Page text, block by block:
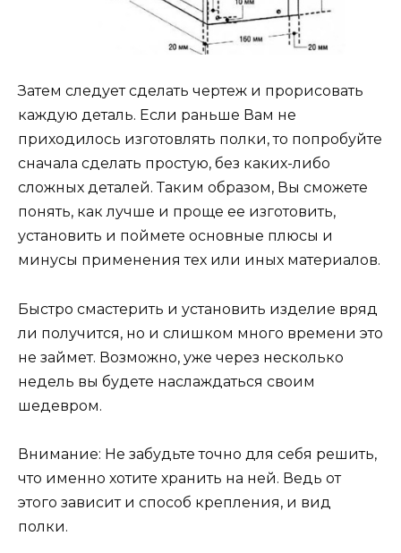
Затем следует сделать чертеж и прорисовать
каждую деталь. Если раньше Вам не
приходилось изготовлять полки, то попробуйте
сначала сделать простую, без каких-либо
сложных деталей. Таким образом, Вы сможете
понять, как лучше и проще ее изготовить,
установить и поймете основные плюсы и
минусы применения тех или иных материалов.
Быстро смастерить и установить изделие вряд
ли получится, но и слишком много времени это
не займет. Возможно, уже через несколько
недель вы будете наслаждаться своим
шедевром.
Внимание: Не забудьте точно для себя решить,
что именно хотите хранить на ней. Ведь от
этого зависит и способ крепления, и вид
полки.